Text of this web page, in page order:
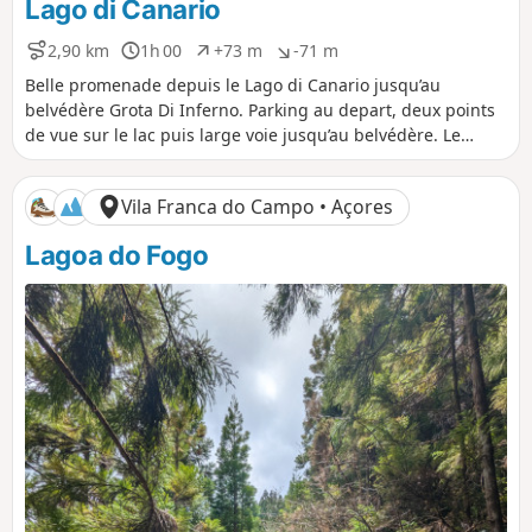
Lago di Canario
2,90 km
D
i
s
t
a
n
c
e
1h 00
D
u
r
é
e
+73 m
D
é
n
i
v
e
l
é
p
o
i
t
i
f
-71 m
D
é
n
i
v
e
l
é
n
a
t
i
Belle promenade depuis le Lago di Canario jusqu’au
belvédère Grota Di Inferno. Parking au depart, deux points
de vue sur le lac puis large voie jusqu’au belvédère. Le
belvédère s’étend sur 200 mètres en formant un petit
sentier avec des points de vue magnifiques. Retour selon le
même itinéraire.Vila Franca do Campo • Açores
Lagoa do Fogo